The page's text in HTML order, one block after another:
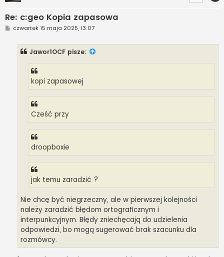
Re: c:geo Kopia zapasowa
Pczwartek 15 maja 2025, 13:07
Jawor1OCF pisze:
kopi zapasowej
Cześć przy
droopboxie
jak temu zaradzić ?
Nie chcę być niegrzeczny, ale w pierwszej kolejności
należy zaradzić błędom ortograficznym i
interpunkcyjnym. Błędy zniechęcają do udzielenia
odpowiedzi, bo mogą sugerować brak szacunku dla
rozmówcy.